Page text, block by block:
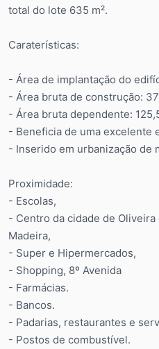
total do lote 635 m².
Caraterísticas:
- Área de implantação do
- Área bruta de construção:
- Área bruta dependente:
- Beneficia de uma excelente
- Inserido em urbanização de
Proximidade:
- Escolas,
- Centro da cidade de
Madeira,
- Super e Hipermercados,
- Shopping, 8º Avenida
- Farmácias.
- Bancos.
- Padarias, restaurantes e
- Postos de combustível.